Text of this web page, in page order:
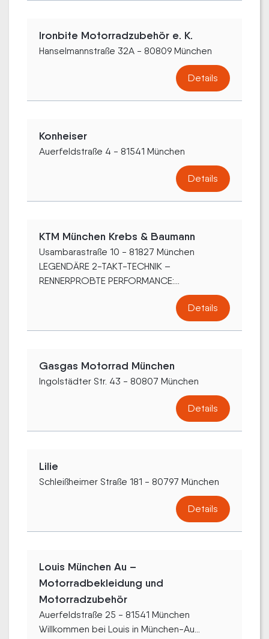
Ironbite Motorradzubehör e. K.
Hanselmannstraße 32A - 80809 München
Details
Konheiser
Auerfeldstraße 4 - 81541 München
Details
KTM München Krebs & Baumann
Usambarastraße 10 - 81827 München
LEGENDÄRE 2-TAKT-TECHNIK –
RENNERPROBTE PERFORMANCE:...
Details
Gasgas Motorrad München
Ingolstädter Str. 43 - 80807 München
Details
Lilie
Schleißheimer Straße 181 - 80797 München
Details
Louis München Au –
Motorradbekleidung und
Motorradzubehör
Auerfeldstraße 25 - 81541 München
Willkommen bei Louis in München-Au...